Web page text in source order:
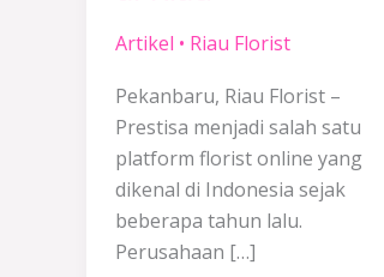
Artikel • Riau Florist
Pekanbaru, Riau Florist –
Prestisa menjadi salah satu
platform florist online yang
dikenal di Indonesia sejak
beberapa tahun lalu.
Perusahaan […]
Karangan
Bunga
di
Riau